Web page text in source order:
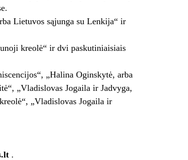
Lietuvos sąjunga su Lenkija“ ir
kreolė“ ir dvi paskutiniaisiais
„Halina Oginskytė, arba
„Vladislovas Jogaila ir Jadvyga,
„Vladislovas Jogaila ir
.